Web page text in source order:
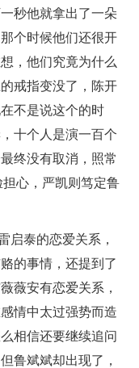
秒他就拿出了一朵
个时候他们还很开
，他们究竟为什么
戒指变没了，陈开
不是说这个的时
十个人是演一百个
终没有取消，照常
心，严凯则笃定鲁
泰的恋爱关系，
的事情，还提到了
薇安有恋爱关系，
情中太过强势而造
相信还要继续追问
鲁斌斌却出现了，